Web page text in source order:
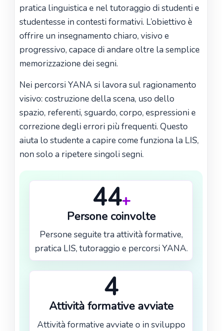
pratica linguistica e nel tutoraggio di studenti e
studentesse in contesti formativi. L’obiettivo è
offrire un insegnamento chiaro, visivo e
progressivo, capace di andare oltre la semplice
memorizzazione dei segni.
Nei percorsi YANA si lavora sul ragionamento
visivo: costruzione della scena, uso dello
spazio, referenti, sguardo, corpo, espressioni e
correzione degli errori più frequenti. Questo
aiuta lo studente a capire come funziona la LIS,
non solo a ripetere singoli segni.
44+
Persone coinvolte
Persone seguite tra attività formative,
pratica LIS, tutoraggio e percorsi YANA.
4
Attività formative avviate
Attività formative avviate o in sviluppo